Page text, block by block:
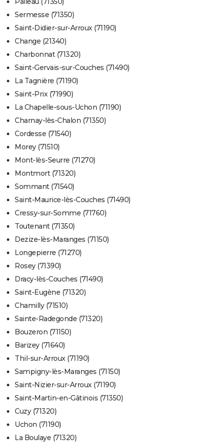
Sermesse (71350)
Saint-Didier-sur-Arroux (71190)
Change (21340)
Charbonnat (71320)
Saint-Gervais-sur-Couches (71490)
La Tagnière (71190)
Saint-Prix (71990)
La Chapelle-sous-Uchon (71190)
Charnay-lès-Chalon (71350)
Cordesse (71540)
Morey (71510)
Mont-lès-Seurre (71270)
Montmort (71320)
Sommant (71540)
Saint-Maurice-lès-Couches (71490)
Cressy-sur-Somme (71760)
Toutenant (71350)
Dezize-lès-Maranges (71150)
Longepierre (71270)
Rosey (71390)
Dracy-lès-Couches (71490)
Saint-Eugène (71320)
Chamilly (71510)
Sainte-Radegonde (71320)
Bouzeron (71150)
Barizey (71640)
Thil-sur-Arroux (71190)
Sampigny-lès-Maranges (71150)
Saint-Nizier-sur-Arroux (71190)
Saint-Martin-en-Gâtinois (71350)
Cuzy (71320)
Uchon (71190)
La Boulaye (71320)